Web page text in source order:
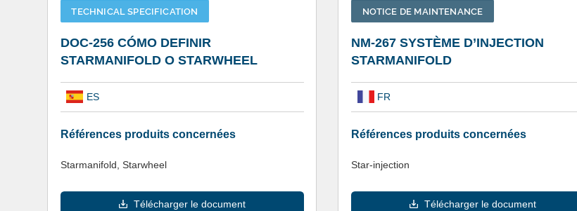
TECHNICAL SPECIFICATION
DOC-256 CÓMO DEFINIR
STARMANIFOLD O STARWHEEL
ES
Références produits concernées
Starmanifold, Starwheel
Télécharger le document
NOTICE DE MAINTENANCE
NM-267 SYSTÈME D’INJECTION
STARMANIFOLD
FR
Références produits concernées
Star-injection
Télécharger le document